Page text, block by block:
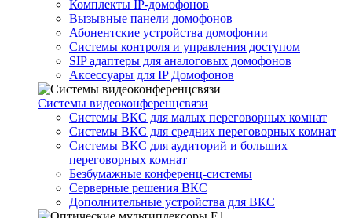
Комплекты IP-домофонов
Вызывные панели домофонов
Абонентские устройства домофонии
Системы контроля и управления доступом
SIP адаптеры для аналоговых домофонов
Аксессуары для IP Домофонов
Системы видеоконференцсвязи
Системы ВКС для малых переговорных комнат
Системы ВКС для средних переговорных комнат
Системы ВКС для аудиторий и больших
переговорных комнат
Безбумажные конференц-системы
Серверные решения ВКС
Дополнительные устройства для ВКС